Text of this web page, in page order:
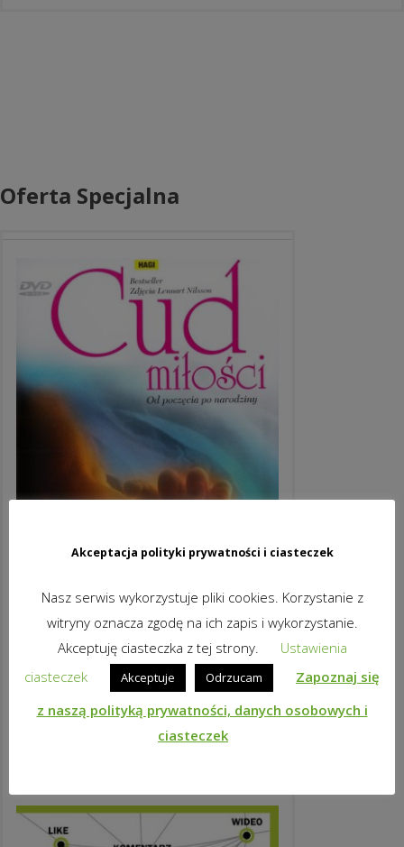
Oferta Specjalna
CUD MIŁOŚCI
13,99zł brutto
DODAJ DO KOSZYKA
Akceptacja polityki prywatności i ciasteczek
Nasz serwis wykorzystuje pliki cookies. Korzystanie z
witryny oznacza zgodę na ich zapis i wykorzystanie.
Akceptuję ciasteczka z tej strony.
Ustawienia
ciasteczek
Akceptuje Odrzucam
Zapoznaj się
z naszą polityką prywatności, danych osobowych i
ciasteczek